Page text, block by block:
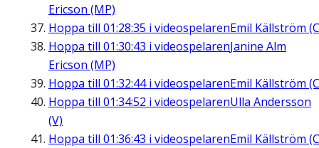
Ericson (MP)
Hoppa till 01:28:35 i videospelarenEmil Källström
Hoppa till 01:30:43 i videospelarenJanine Alm
Ericson (MP)
Hoppa till 01:32:44i videospelarenEmil Källström
Hoppa till 01:34:52 i videospelarenUlla Andersson
(V)
Hoppa till 01:36:43 i videospelarenEmil Källström